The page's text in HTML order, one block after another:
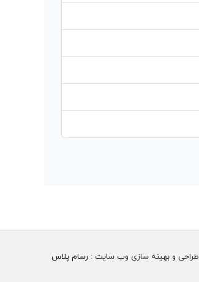
طراحی و بهینه سازی وب سایت : رسام پلاس